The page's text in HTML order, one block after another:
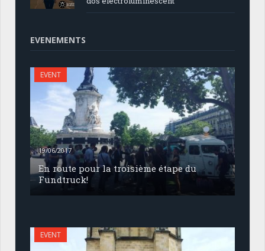
EVENEMENTS
EVENT
19/06/2017
En route pour la troisième étape du
Fundtruck!
EVENT